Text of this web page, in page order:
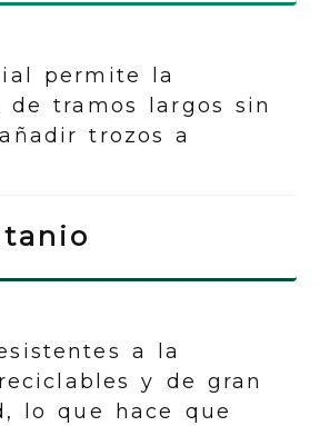
permite la
de tramos largos sin
trozos a
a la
y de gran
lo que hace que